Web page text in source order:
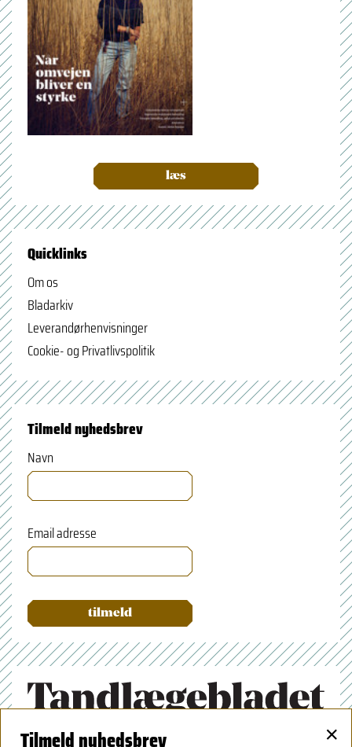
læs
Quicklinks
Om os
Bladarkiv
Leverandørhenvisninger
Cookie- og Privatlivspolitik
Tilmeld nyhedsbrev
Navn
Email adresse
Tandlægeforeningen
Tilmeld nyhedsbrev ×